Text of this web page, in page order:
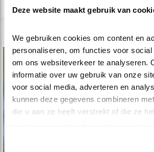
Deze website maakt gebruik van
We gebruiken cookies om content en
personaliseren, om functies voor
om ons websiteverkeer te analyseren.
informatie over uw gebruik van onze
voor social media, adverteren en
kunnen deze gegevens combineren
die u aan ze heeft verstrekt of die ze